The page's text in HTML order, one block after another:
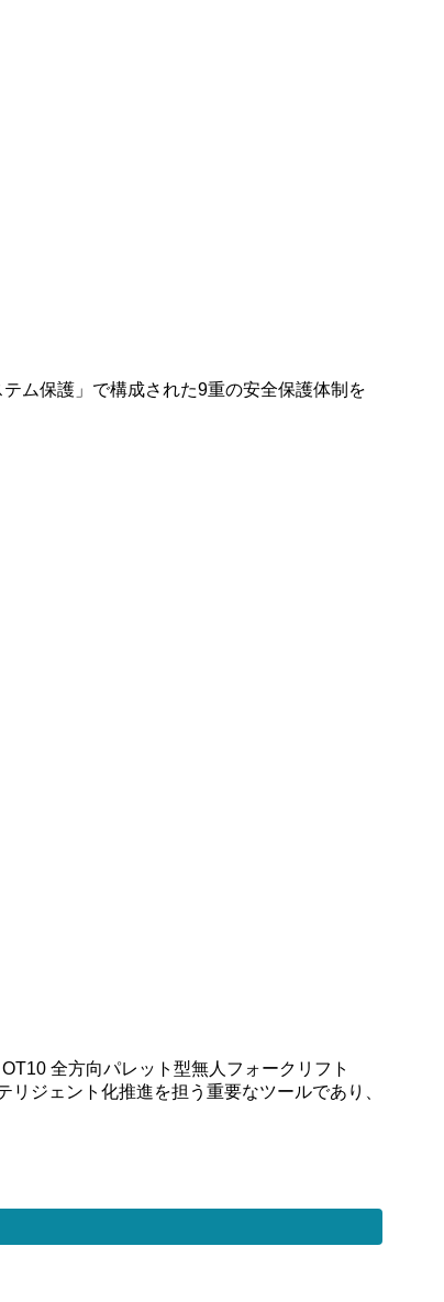
ム保護」で構成された9重の安全保護体制を
全方向パレット型無人フォークリフト
ジェント化推進を担う重要なツールであり、